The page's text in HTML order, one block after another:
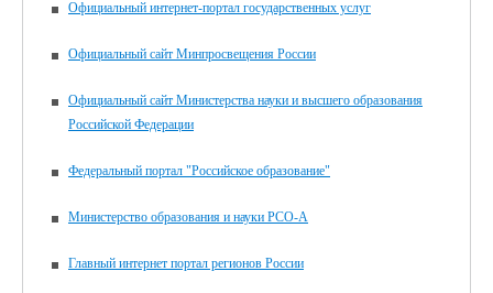
Официальный интернет-портал государственных услуг
Официальный сайт Минпросвещения России
Официальный сайт Министерства науки и высшего образования
Российской Федерации
Федеральный портал "Российское образование"
Министерство образования и науки РСО-А
Главный интернет портал регионов России